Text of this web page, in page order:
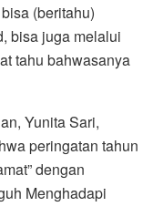
(beritahu)
bisa juga melalui
tahu bahwasanya
Yunita Sari,
peringatan tahun
dengan
Menghadapi